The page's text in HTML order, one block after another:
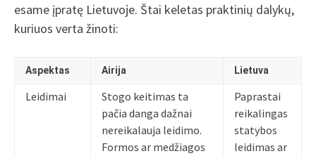
esame įpratę Lietuvoje. Štai keletas praktinių dalykų,
kuriuos verta žinoti:
Aspektas Airija Lietuva
Leidimai
Stogo keitimas ta
pačia danga dažnai
nereikalauja leidimo.
Formos ar medžiagos
Paprastai
reikalingas
statybos
leidimas ar